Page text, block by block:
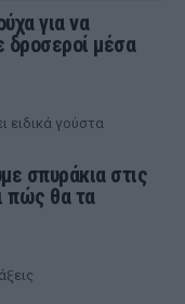
για να
δροσεροί μέσα
ειδικά γούστα
σπυράκια στις
πώς θα τα